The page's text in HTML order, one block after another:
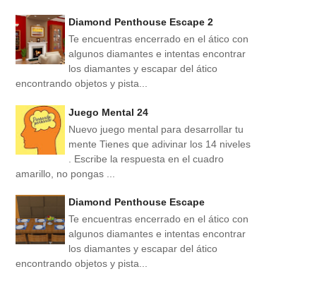
Diamond Penthouse Escape 2
Te encuentras encerrado en el ático con
algunos diamantes e intentas encontrar
los diamantes y escapar del ático
encontrando objetos y pista...
Juego Mental 24
Nuevo juego mental para desarrollar tu
mente Tienes que adivinar los 14 niveles
. Escribe la respuesta en el cuadro
amarillo, no pongas ...
Diamond Penthouse Escape
Te encuentras encerrado en el ático con
algunos diamantes e intentas encontrar
los diamantes y escapar del ático
encontrando objetos y pista...